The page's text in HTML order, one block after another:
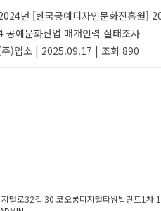
년 [한국공예디자인문화진흥원]
공예문화산업 매개인력 실태조사
)입소 | 2025.09.17 | 조회 890
지털로32길 30 코오롱디지털타워빌란트